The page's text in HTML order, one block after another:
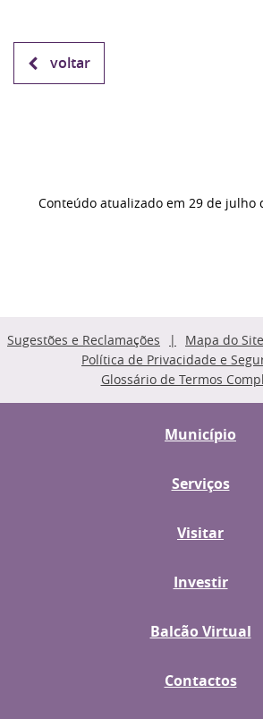
voltar
Conteúdo atualizado em 29 de julho
Sugestões e Reclamações Mapa do Site
Política de Privacidade e
Glossário de Termos
Município
Serviços
Visitar
Investir
Balcão Virtual
Contactos